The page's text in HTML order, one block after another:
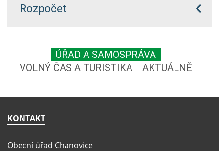
Rozpočet
ÚŘAD A SAMOSPRÁVA
VOLNÝ ČAS A TURISTIKA
AKTUÁLNĚ
KONTAKT
Obecní úřad Chanovice